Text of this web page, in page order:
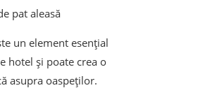
pat aleasă
un element esențial
hotel și poate crea o
asupra oaspeților.